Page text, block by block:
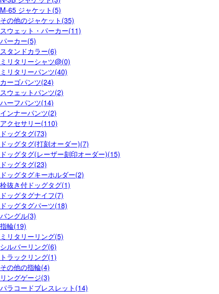
M-65 ジャケット(5)
その他のジャケット(35)
スウェット・パーカー(11)
パーカー(5)
スタンドカラー(6)
ミリタリーシャツ@(0)
ミリタリーパンツ(40)
カーゴパンツ(24)
スウェットパンツ(2)
ハーフパンツ(14)
インナーパンツ(2)
アクセサリー(110)
ドッグタグ(73)
ドッグタグ(打刻オーダー)(7)
ドッグタグ(レーザー刻印オーダー)(15)
ドッグタグ(23)
ドッグタグキーホルダー(2)
栓抜き付ドッグタグ(1)
ドッグタグナイフ(7)
ドッグタグパーツ(18)
バングル(3)
指輪(19)
ミリタリーリング(5)
シルバーリング(6)
トラックリング(1)
その他の指輪(4)
リングゲージ(3)
パラコードブレスレット(14)